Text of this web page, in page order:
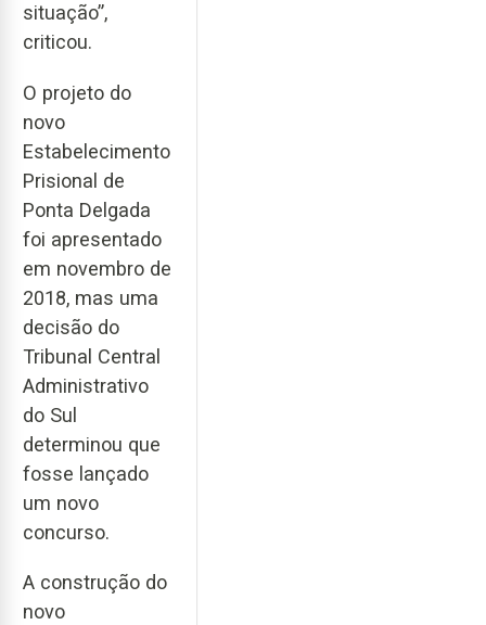
situação”,
criticou.
O projeto do
novo
Estabelecimento
Prisional de
Ponta Delgada
foi apresentado
em novembro de
2018, mas uma
decisão do
Tribunal Central
Administrativo
do Sul
determinou que
fosse lançado
um novo
concurso.
A construção do
novo